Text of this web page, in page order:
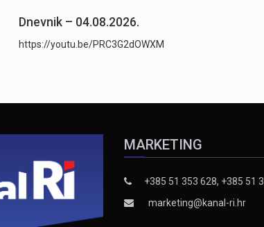
Dnevnik – 04.08.2026.
https://youtu.be/PRC3G2dOWXM
MARKETING
+385 51 353 628, +385 51
marketing@kanal-ri.hr